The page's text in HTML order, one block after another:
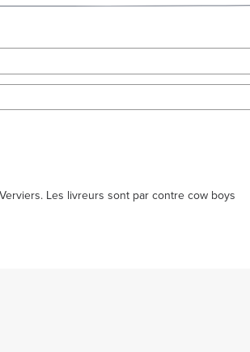
Les livreurs sont par contre cow boys